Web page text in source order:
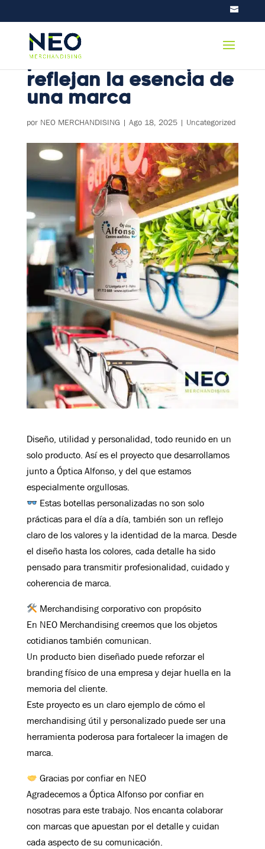
Botellas
personalizadas que
reflejan la esencia de
una marca
por NEO MERCHANDISING | Ago 18, 2025| Uncategorized
Diseño, utilidad y personalidad, todo reunido en un
solo producto. Así es el proyecto que desarrollamos
junto a Óptica Alfonso, y del que estamos
especialmente orgullosas.
Estas botellas personalizadas no son solo
prácticas para el día a día, también son un reflejo
claro de los valores y la identidad de la marca. Desde
el diseño hasta los colores, cada detalle ha sido
pensado para transmitir profesionalidad, cuidado y
coherencia de marca.
Merchandising corporativo con propósito
En NEO Merchandising creemos que los objetos
cotidianos también comunican.
Un producto bien diseñado puede reforzar el
branding físico de una empresa y dejar huella en la
memoria del cliente.
Este proyecto es un claro ejemplo de cómo el
merchandising útil y personalizado puede ser una
herramienta poderosa para fortalecer la imagen de
marca.
Gracias por confiar en NEO
Agradecemos a Óptica Alfonso por confiar en
nosotras para este trabajo. Nos encanta colaborar
con marcas que apuestan por el detalle y cuidan
cada aspecto de su comunicación.